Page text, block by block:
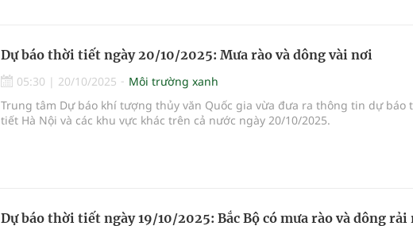
Dự báo thời tiết ngày 20/10/2025: Mưa rào và dông vài nơi
05:30 | 20/10/2025
Môi trường xanh
Trung tâm Dự báo khí tượng thủy văn Quốc gia vừa đưa ra thông tin dự báo
tiết Hà Nội và các khu vực khác trên cả nước ngày 20/10/2025.
Dự báo thời tiết ngày 19/10/2025: Bắc Bộ có mưa rào và dông rải